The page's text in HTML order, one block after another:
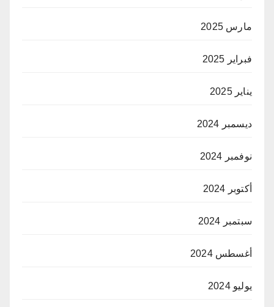
مارس 2025
فبراير 2025
يناير 2025
ديسمبر 2024
نوفمبر 2024
أكتوبر 2024
سبتمبر 2024
أغسطس 2024
يوليو 2024